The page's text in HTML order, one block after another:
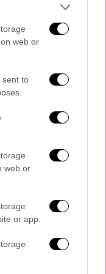
web or
sent to
web or
or app.
εξέλιξη,
οι ακριβείς
αγνοείτο
του στην
Φρέ